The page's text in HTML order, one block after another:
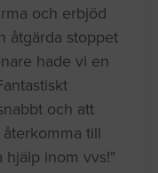
och erbjöd
åtgärda stoppet
hade vi en
och att
till
hjälp inom vvs!"